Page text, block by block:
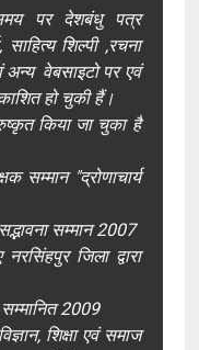
पर देशबंधु पत्र
साहित्य शिल्पी ,रचना
अन्य वेबसाइटो पर एवं
हो चुकी हैं।
किया जा चुका है
सम्मान "द्रोणाचार्य
सद्भावना सम्मान 2007
जिला द्वारा
2009
शिक्षा एवं समाज